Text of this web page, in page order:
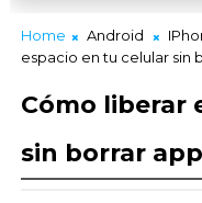
Home Android
espacio en tu celular sin
Cómo liberar
sin borrar